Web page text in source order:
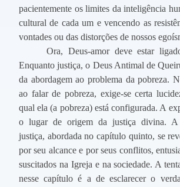
pacientemente os limites da inteligência
cultural de cada um e vencendo as
vontades ou das distorções de nossos
Ora, Deus-amor deve estar
Enquanto justiça, o Deus Antimal de
da abordagem ao problema da pobreza.
ao falar de pobreza, exige-se certa
qual ela (a pobreza) está configurada. A
o lugar de origem da justiça divina. A
justiça, abordada no capítulo quinto, se
por seu alcance e por seus conflitos,
suscitados na Igreja e na sociedade. A
nesse capítulo é a de esclarecer o